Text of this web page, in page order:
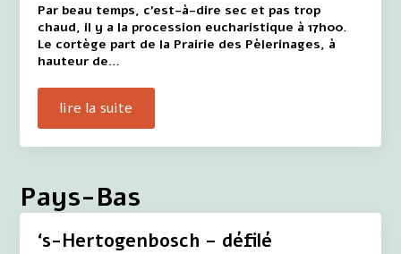
Par beau temps, c'est-à-dire sec et pas trop
chaud, il y a la procession eucharistique à 17h00.
Le cortège part de la Prairie des Pèlerinages, à
hauteur de…
lire la suite
Pays-Bas
‘s-Hertogenbosch – défilé